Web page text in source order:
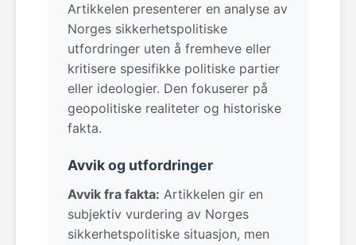
Artikkelen presenterer en analyse av
Norges sikkerhetspolitiske
utfordringer uten å fremheve eller
kritisere spesifikke politiske partier
eller ideologier. Den fokuserer på
geopolitiske realiteter og historiske
fakta.
Avvik og utfordringer
Avvik fra fakta: Artikkelen gir en
subjektiv vurdering av Norges
sikkerhetspolitiske situasjon, men